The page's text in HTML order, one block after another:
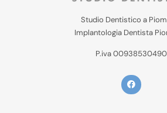
Studio Dentistico a
Implantologia Dentista
P.iva 00938530490